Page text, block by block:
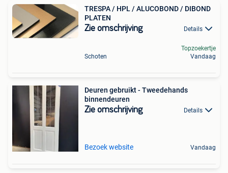
TRESPA / HPL / ALUCOBOND / DIBOND
PLATEN
Zie omschrijving Details
Schoten
Topzoekertje
Vandaag
Deuren gebruikt - Tweedehands
binnendeuren
Zie omschrijving Details
Bezoek website Vandaag